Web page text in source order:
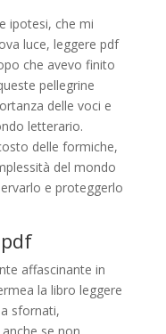
ipotesi, che mi
luce, leggere pdf
che avevo finito
pellegrine
delle voci e
letterario.
delle formiche,
del mondo
e proteggerlo
affascinante in
la libro leggere
sfornati,